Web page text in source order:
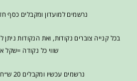
נרשמים למועדון ומקבלים כסף
בכל קנייה צוברים נקודות, ואת הנקודות
שווי כל נקודה =שקל
נרשמים עכשיו ומקבלים 20 ש״ח למימוש מידי